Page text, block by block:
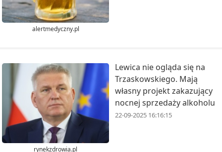
alertmedyczny.pl
rynekzdrowia.pl
Lewica nie ogląda się na
Trzaskowskiego. Mają
własny projekt zakazujący
nocnej sprzedaży alkoholu
22-09-2025 16:16:15